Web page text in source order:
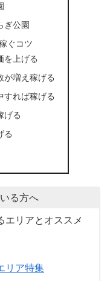
ぎ公園
ぐコツ
を上げる
が増え稼げる
すれば稼げる
げる
る
る方へ
エリアとオススメ
リア特集